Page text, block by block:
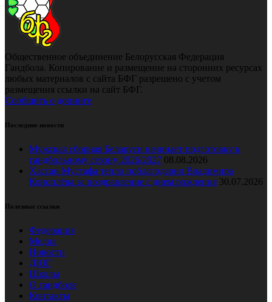
Общественное объединение Белорусская Федерация
Гандбола. Копирование и размещение на сторонних ресурсах
любых материалов с сайта БФГ разрешено с учетом
размещения ссылки на сайт БФГ.
Сообщить о допинге
Последние новости
Мужская сборная Беларуси начинает подготовку к
гандбольному сезону 2026/2027 08.08.2026
Хассан Мустафа тепло поблагодарил Владимира
Коноплёва за поздравление с днем рождения 30.07.2026
Полезные ссылки
Федерация
Медиа
Новости
ДЮГ
Школы
О гандболе
Контакты